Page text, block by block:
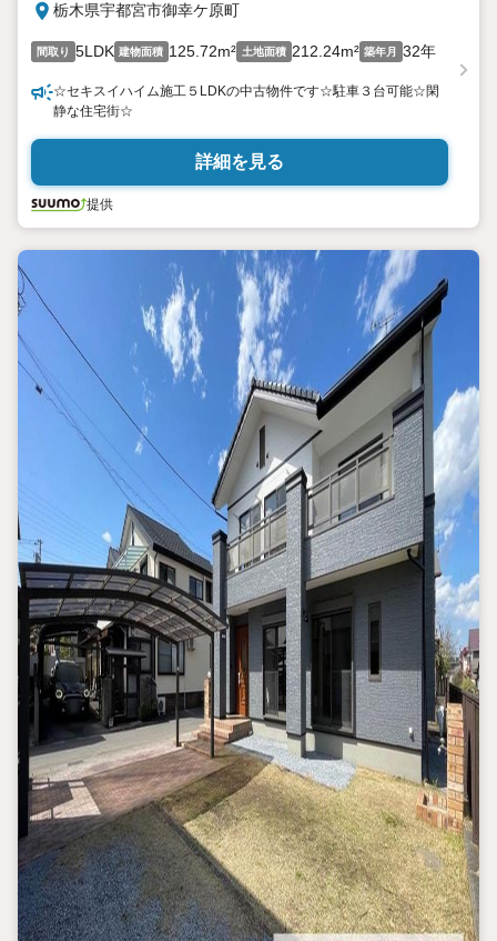
栃木県宇都宮市御幸ケ原町
間取り 5LDK 建物面積 125.72m² 土地面積 212.24m² 築年月 32年
☆セキスイハイム施工５LDKの中古物件です☆駐車３台可能☆閑
静な住宅街☆
詳細を見る
提供